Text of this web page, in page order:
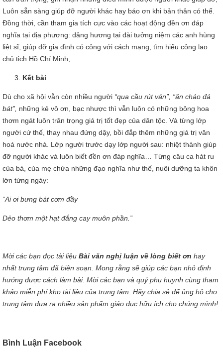
Luôn sẵn sàng giúp đỡ người khác hay báo ơn khi bản thân có thể.
Đồng thời, cần tham gia tích cực vào các hoạt động đền ơn đáp
nghĩa tại địa phương: dâng hương tại đài tưởng niệm các anh hùng
liệt sĩ, giúp đỡ gia đình có công với cách mạng, tìm hiểu công lao
chủ tịch Hồ Chí Minh,…
Kết bài
Dù cho xã hội vẫn còn nhiều người “qua cầu rút ván”, “ăn cháo đá
bát”, những kẻ vô ơn, bạc nhược thì vẫn luôn có những bông hoa
thơm ngát luôn trân trọng giá trị tốt đẹp của dân tộc. Và từng lớp
người cứ thế, thay nhau đứng dậy, bồi đắp thêm những giá trị văn
hoá nước nhà. Lớp người trước dạy lớp người sau: nhiệt thành giúp
đỡ người khác và luôn biết đền ơn đáp nghĩa… Từng câu ca hát ru
của bà, của mẹ chứa những đạo nghĩa như thế, nuôi dưỡng ta khôn
lớn từng ngày:
“Ai ơi bưng bát cơm đầy
Dẻo thơm một hạt đắng cay muôn phần.”
Mời các bạn đọc tài liệu Bài văn nghị luận về lòng biết ơn hay
nhất trung tâm đã biên soạn. Mong rằng sẽ giúp các bạn nhỏ định
hướng được cách làm bài. Mời các bạn và quý phụ huynh cùng tham
khảo miễn phí kho tài liệu của trung tâm. Hãy chia sẻ để ủng hộ cho
trung tâm đưa ra nhiều sản phẩm giáo dục hữu ích cho chúng mình!
Bình Luận Facebook